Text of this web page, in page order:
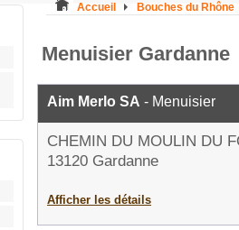
Accueil Bouches du Rhône
Menuisier Gardanne
Aim Merlo SA - Menuisier
CHEMIN DU MOULIN DU
13120 Gardanne
Afficher les détails